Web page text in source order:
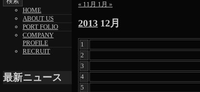
« 11月 1月 »
2013 12月
1
2
3
4
5
HOME
ABOUT US
PORT FOLIO
COMPANY
PROFILE
RECRUIT
最新ニュース